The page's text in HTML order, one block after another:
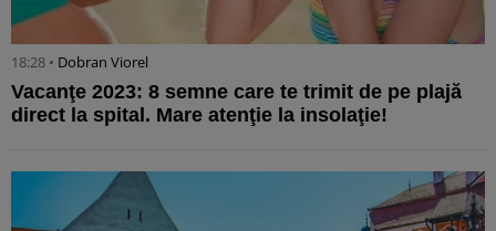
18:28 • Dobran Viorel
Vacanţe 2023: 8 semne care te trimit de pe plajă
direct la spital. Mare atenţie la insolaţie!